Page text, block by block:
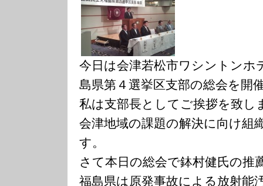
今日は会津若松市ワシントンホ
島県第４選挙区支部の総会を開
私は支部長としてご挨拶を致し
会津地域の課題の解決に向け組
す。
さて本日の総会で鉢村健氏の推
福島県は原発事故による放射能